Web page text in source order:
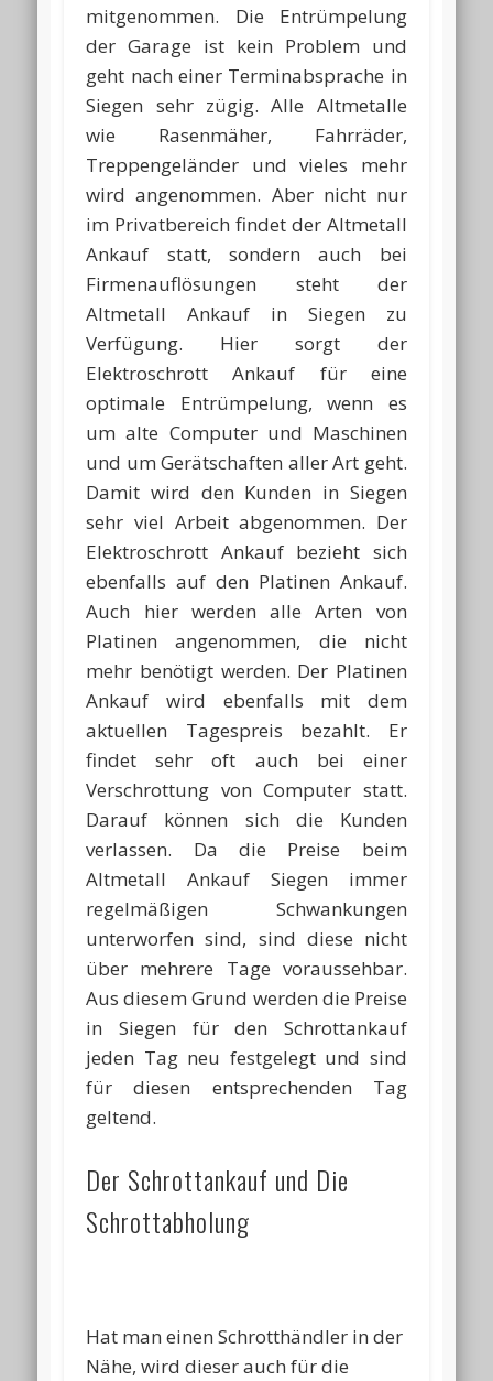
mitgenommen. Die Entrümpelung
der Garage ist kein Problem und
geht nach einer Terminabsprache in
Siegen sehr zügig. Alle Altmetalle
wie Rasenmäher, Fahrräder,
Treppengeländer und vieles mehr
wird angenommen. Aber nicht nur
im Privatbereich findet der Altmetall
Ankauf statt, sondern auch bei
Firmenauflösungen steht der
Altmetall Ankauf in Siegen zu
Verfügung. Hier sorgt der
Elektroschrott Ankauf für eine
optimale Entrümpelung, wenn es
um alte Computer und Maschinen
und um Gerätschaften aller Art geht.
Damit wird den Kunden in Siegen
sehr viel Arbeit abgenommen. Der
Elektroschrott Ankauf bezieht sich
ebenfalls auf den Platinen Ankauf.
Auch hier werden alle Arten von
Platinen angenommen, die nicht
mehr benötigt werden. Der Platinen
Ankauf wird ebenfalls mit dem
aktuellen Tagespreis bezahlt. Er
findet sehr oft auch bei einer
Verschrottung von Computer statt.
Darauf können sich die Kunden
verlassen. Da die Preise beim
Altmetall Ankauf Siegen immer
regelmäßigen Schwankungen
unterworfen sind, sind diese nicht
über mehrere Tage voraussehbar.
Aus diesem Grund werden die Preise
in Siegen für den Schrottankauf
jeden Tag neu festgelegt und sind
für diesen entsprechenden Tag
geltend.
Der Schrottankauf und Die
Schrottabholung
Hat man einen Schrotthändler in der
Nähe, wird dieser auch für die